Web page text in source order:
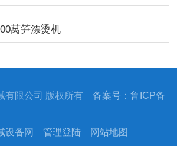
莴笋漂烫机
有限公司 版权所有备案号：鲁ICP备
设备网 管理登陆 网站地图